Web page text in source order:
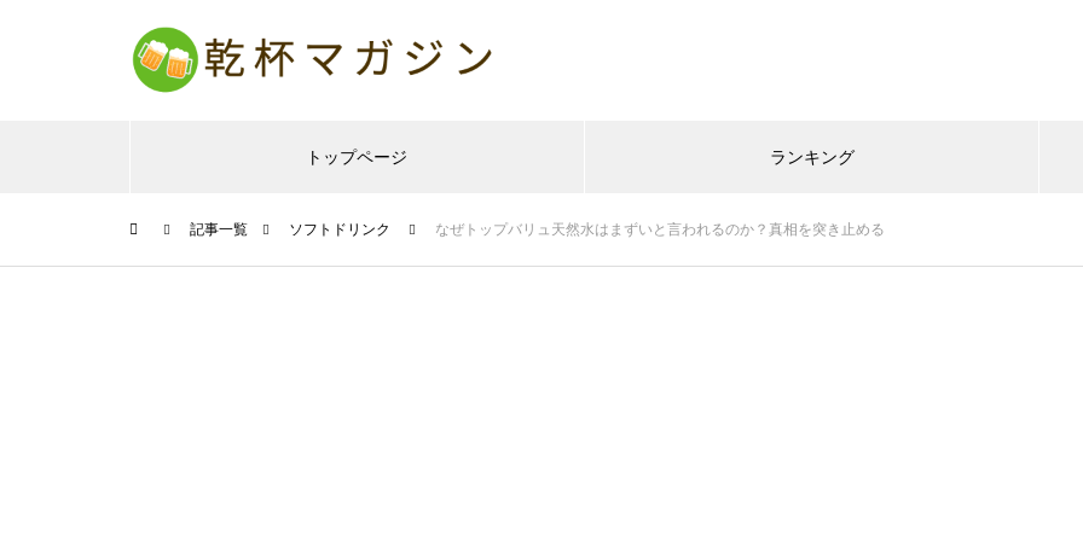
トップページ ランキング
記事一覧 ソフトドリンク なぜトップバリュ天然水はまずいと言われるのか？真相を突き止める